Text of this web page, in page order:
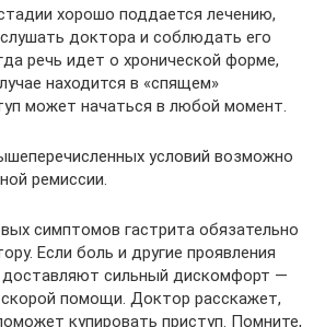
хорошо поддается лечению,
доктора и соблюдать его
речь идет о хронической форме,
находится в «спящем»
может начаться в любой момент.
условий возможно
ремиссии.
симптомов гастрита обязательно
Если боль и другие проявления
доставляют сильный дискомфорт —
помощи. Доктор расскажет,
купировать приступ. Помните,